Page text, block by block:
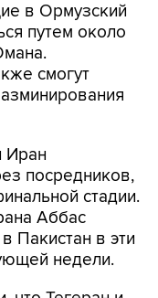
в Ормузский
путем около
смогут
Иран
посредников,
стадии.
Аббас
Пакистан в эти
недели.